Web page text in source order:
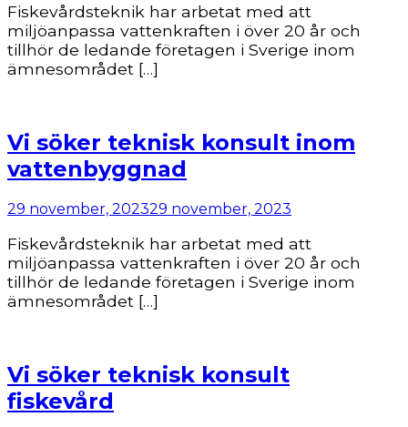
Fiskevårdsteknik har arbetat med att
miljöanpassa vattenkraften i över 20 år och
tillhör de ledande företagen i Sverige inom
ämnesområdet […]
Vi söker teknisk konsult inom
vattenbyggnad
29 november, 202329 november, 2023
Fiskevårdsteknik har arbetat med att
miljöanpassa vattenkraften i över 20 år och
tillhör de ledande företagen i Sverige inom
ämnesområdet […]
Vi söker teknisk konsult
fiskevård